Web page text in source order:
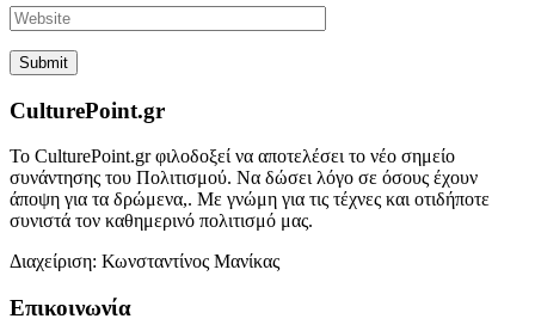
CulturePoint.gr
Το CulturePoint.gr φιλοδοξεί να αποτελέσει το νέο σημείο
συνάντησης του Πολιτισμού. Να δώσει λόγο σε όσους έχουν
άποψη για τα δρώμενα,. Με γνώμη για τις τέχνες και οτιδήποτε
συνιστά τον καθημερινό πολιτισμό μας.
Διαχείριση: Κωνσταντίνος Μανίκας
Επικοινωνία